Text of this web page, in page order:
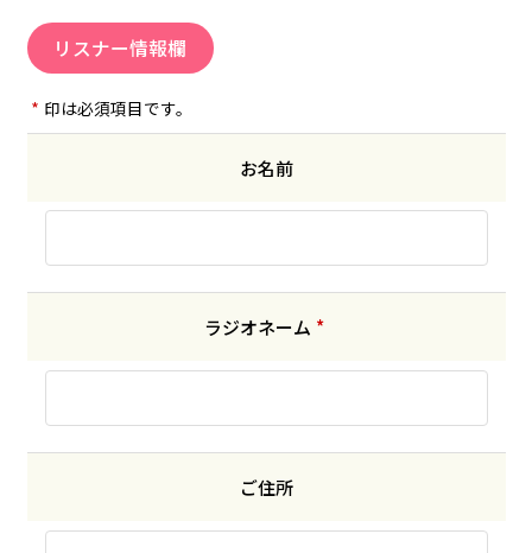
リスナー情報欄
* 印は必須項目です。
お名前
ラジオネーム *
ご住所